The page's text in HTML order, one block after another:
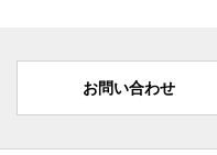
お問い合わせ